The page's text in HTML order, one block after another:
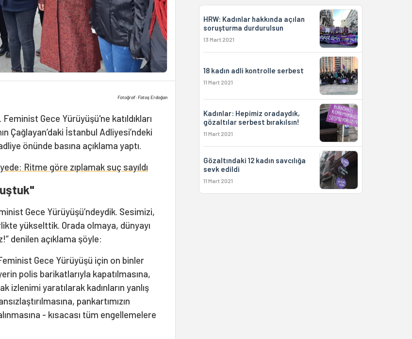
Fotoğraf: Fatoş Erdoğan
Gece Yürüyüşü'ne katıldıkları
Çağlayan’daki İstanbul Adliyesi’ndeki
önünde basına açıklama yaptı.
Ritme göre zıplamak suç sayıldı
Gece Yürüyüşü’ndeydik. Sesimizi,
yükselttik. Orada olmaya, dünyayı
denilen açıklama şöyle:
Gece Yürüyüşü için on binler
polis barikatlarıyla kapatılmasına,
izlenimi yaratılarak kadınların yanlış
pankartımızın
- kısacası tüm engellemelere
HRW: Kadınlar hakkında açılan
soruşturma durdurulsun
13 Mart 2021
18 kadın adli kontrolle serbest
11 Mart 2021
Kadınlar: Hepimiz oradaydık,
gözaltılar serbest bırakılsın!
11 Mart 2021
Gözaltındaki 12 kadın savcılığa
sevk edildi
11 Mart 2021